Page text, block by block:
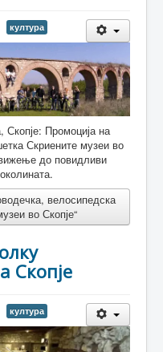
култура
Промоција на
Скриените музеи во
до повидливи
велосипедска
во Скопје“
Скопје
култура